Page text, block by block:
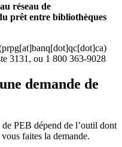
réseau de
prêt entre bibliothèques
prpg[at]banq[dot]qc[dot]ca)
3131, ou 1 800 363-9028
demande de
PEB dépend de l’outil dont
faites la demande.